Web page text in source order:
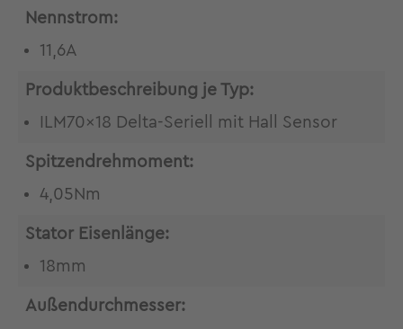
Nennstrom:
11,6A
Produktbeschreibung je Typ:
ILM70x18 Delta-Seriell mit Hall Sensor
Spitzendrehmoment:
4,05Nm
Stator Eisenlänge:
18mm
Außendurchmesser: